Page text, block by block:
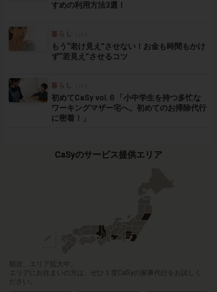
すめの利用方法3選！
もう“老け見え”させない！お金も時間もかけ
ず“若見え”させるコツ
初めてCaSy vol.６「小中学生を持つ多忙な
ワーキングマザー宅へ。初めてのお掃除代行
に密着！」
CaSyのサービス提供エリア
順次、エリア拡大中。
エリアにお住まいの方は、ぜひ１度CaSyの家事代行をお試しく
ださい。